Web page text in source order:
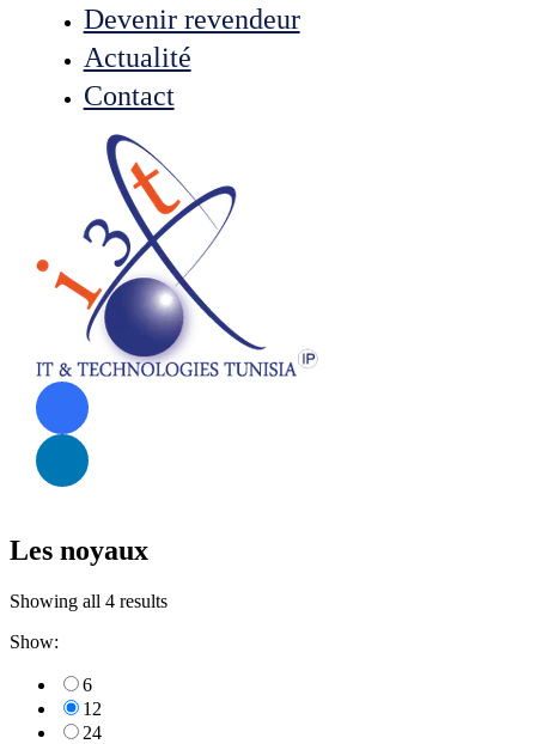
Devenir revendeur
Actualité
Contact
Les noyaux
Showing all 4 results
Show:
6
12
24